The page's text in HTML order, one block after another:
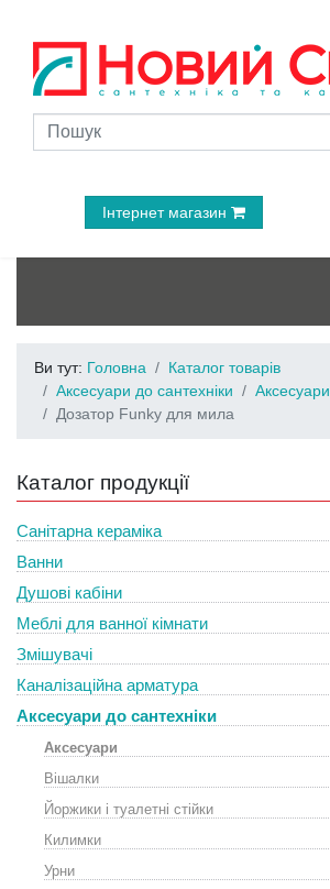
Інтернет магазин
Ви тут: Головна
Каталог товарів
Аксесуари до сантехніки
Аксесуари
Дозатор Funky для мила
Каталог продукції
Санітарна кераміка
Ванни
Душові кабіни
Меблі для ванної кімнати
Змішувачі
Каналізаційна арматура
Аксесуари до сантехніки
Аксесуари
Вішалки
Йоржики і туалетні стійки
Килимки
Урни